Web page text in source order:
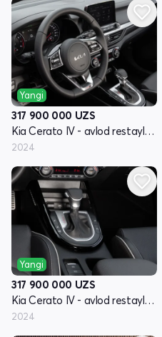
Yangi
317 900 000 UZS
Kia Cerato IV - avlod restayling
2024
Yangi
317 900 000 UZS
Kia Cerato IV - avlod restayling
2024